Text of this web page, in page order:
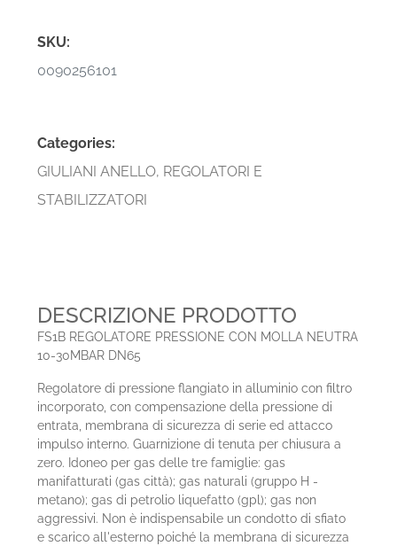
SKU:
0090256101
Categories:
GIULIANI ANELLO, REGOLATORI E
STABILIZZATORI
DESCRIZIONE PRODOTTO
FS1B REGOLATORE PRESSIONE CON MOLLA NEUTRA
10-30MBAR DN65
Regolatore di pressione flangiato in alluminio con filtro
incorporato, con compensazione della pressione di
entrata, membrana di sicurezza di serie ed attacco
impulso interno. Guarnizione di tenuta per chiusura a
zero. Idoneo per gas delle tre famiglie: gas
manifatturati (gas città); gas naturali (gruppo H -
metano); gas di petrolio liquefatto (gpl); gas non
aggressivi. Non è indispensabile un condotto di sfiato
e scarico all'esterno poiché la membrana di sicurezza